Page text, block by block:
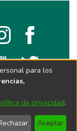
para los
de privacidad.
Aceptar